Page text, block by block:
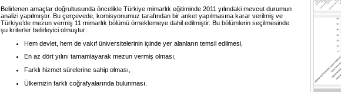
Belirlenen amaçlar doğrultusunda öncelikle Türkiye mimarlık eğitiminde 2011 yılındaki mevcut durumun
analizi yapılmıştır. Bu çerçevede, komisyonumuz tarafından bir anket yapılmasına karar verilmiş ve
Türkiye’de mezun vermiş 11 mimarlık bölümü örneklemeye dahil edilmiştir. Bu bölümlerin seçilmesinde
şu kriterler belirleyici olmuştur:
Hem devlet, hem de vakıf üniversitelerinin içinde yer alanların temsil edilmesi,
En az dört yılını tamamlayarak mezun vermiş olması,
Farklı hizmet sürelerine sahip olması,
Ülkemizin farklı coğrafyalarında bulunması.